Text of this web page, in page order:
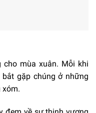
cho mùa xuân. Mỗi khi
gặp chúng ở những
xóm.